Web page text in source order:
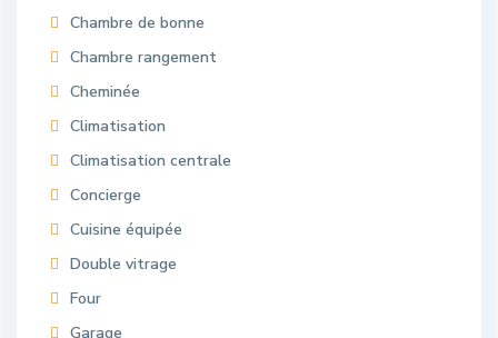
Chambre de bonne
Chambre rangement
Cheminée
Climatisation
Climatisation centrale
Concierge
Cuisine équipée
Double vitrage
Four
Garage